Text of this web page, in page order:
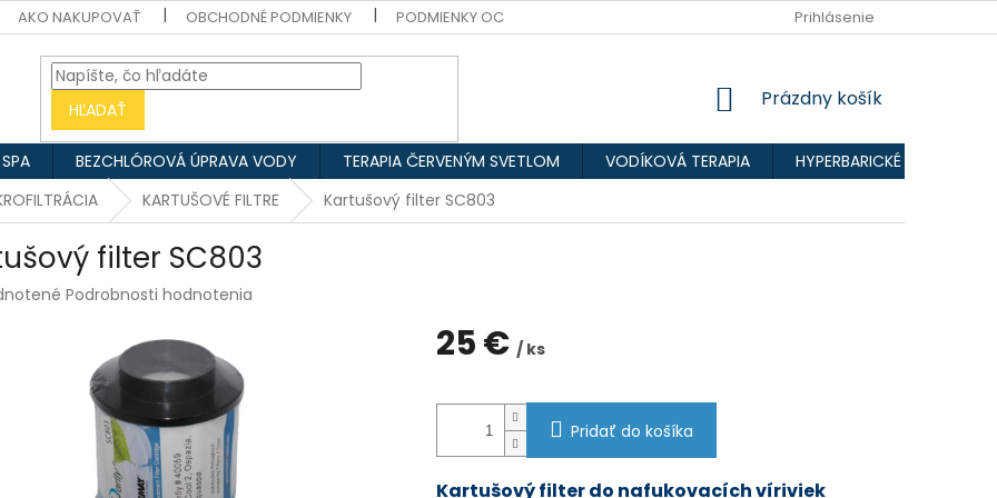
AKO NAKUPOVAŤ OBCHODNÉ PODMIENKY PODMIENKY OCHRANY OSOBNÝCH ÚDAJOV Prihlásenie
HĽADAŤ
NÁKUPNÝ
Prázdny košík
BEZCHLÓROVÁ ÚPRAVA VODY TERAPIA ČERVENÝM SVETLOM VODÍKOVÁ TERAPIA
HYPERBARICKÉ KOMORY
KARTUŠOVÉ FILTRE Kartušový filter SC803
filter SC803
Podrobnosti hodnotenia
25 € / ks
cena:
Pridať do košíka
Kartušový filter do nafukovacích víriviek